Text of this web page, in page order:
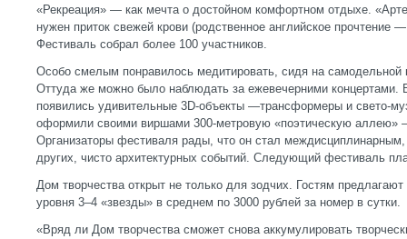
«Рекреация» — как мечта о достойном комфортном отдыхе.
нужен приток свежей крови (родственное английское
Фестиваль собрал более 100 участников.
Особо смелым понравилось медитировать, сидя на самодельной
Оттуда же можно было наблюдать за ежевечерними концертами.
появились удивительные 3D-объeкты —трансформеры и свето-
оформили своими виршами 300-метровую «поэтическую аллею»
Организаторы фестиваля рады, что он стал
других, чисто архитектурных событий. Следующий фестиваль
Дом творчества открыт не только для зодчих. Гостям
уровня 3–4 «звезды» в среднем по 3000 рублей за номер в сутки.
«Вряд ли Дом творчества сможет снова аккумулировать